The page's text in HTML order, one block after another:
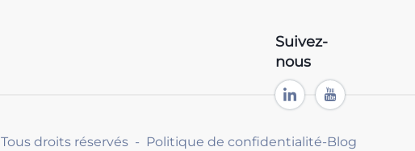
Suivez-
nous
droits réservés - Politique de confidentialité-Blog